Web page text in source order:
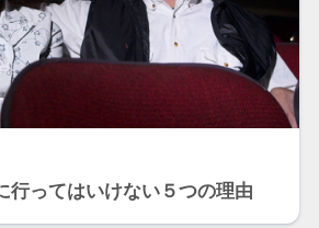
行ってはいけない５つの理由